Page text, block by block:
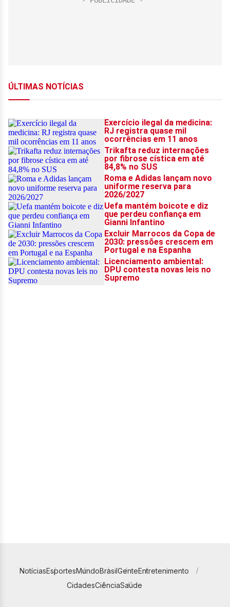
NotíciasEsportesMundoBrasilGenteEntretenimento
CidadesCiênciaSaúde